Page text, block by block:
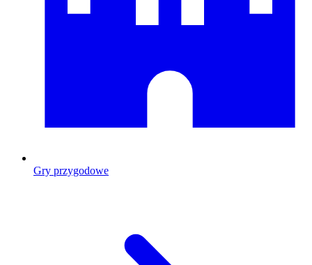
Gry przygodowe